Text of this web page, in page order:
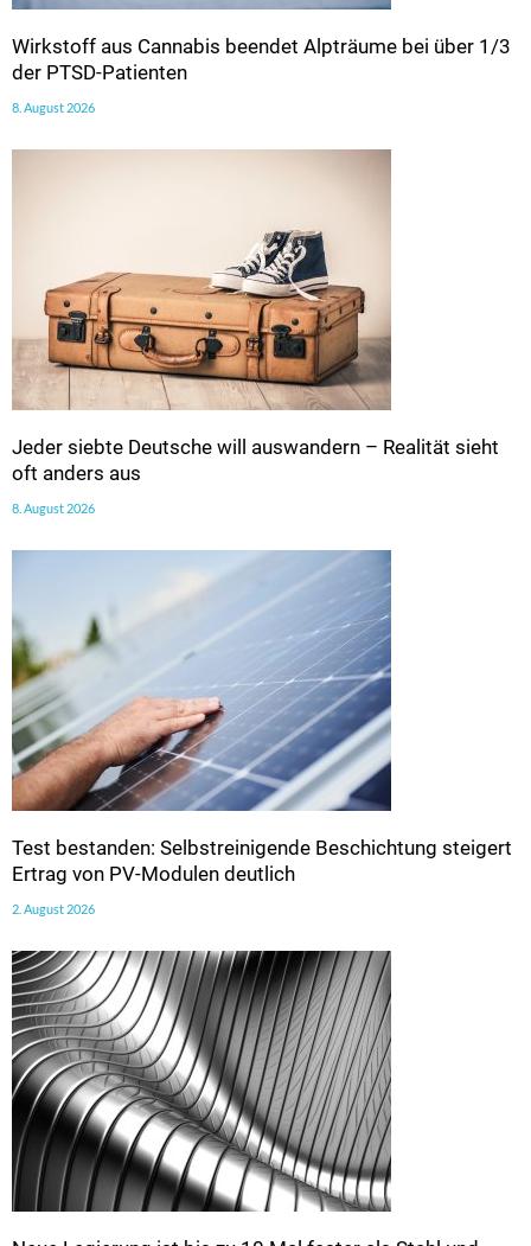
Wirkstoff aus Cannabis beendet Alpträume bei über 1/3
der PTSD-Patienten
8. August 2026
Jeder siebte Deutsche will auswandern – Realität sieht
oft anders aus
8. August 2026
Test bestanden: Selbstreinigende Beschichtung steigert
Ertrag von PV-Modulen deutlich
2. August 2026